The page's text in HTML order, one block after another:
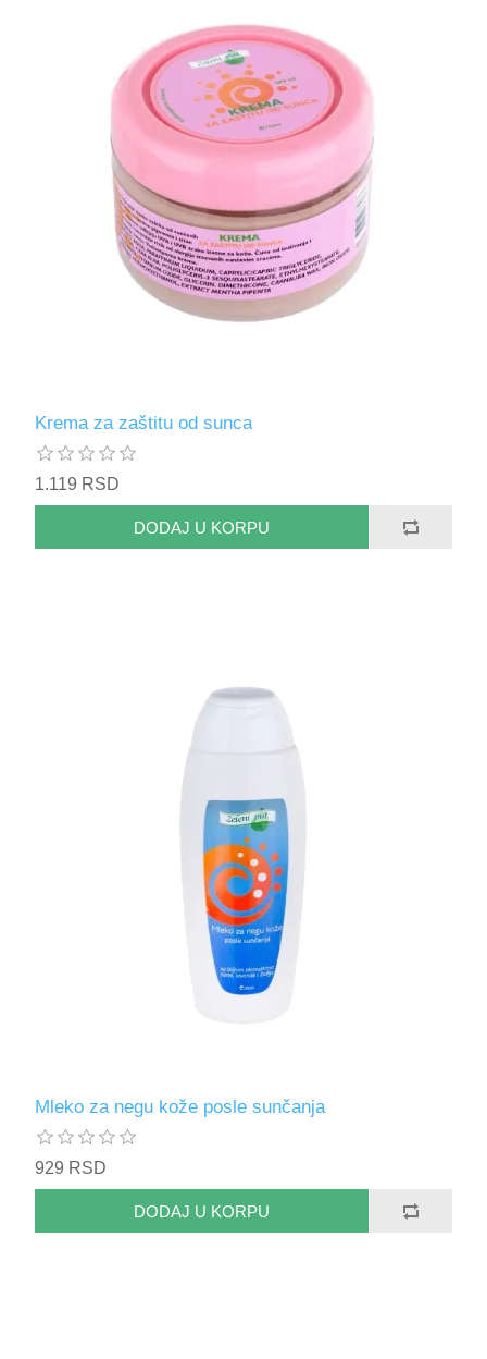
Krema za zaštitu od sunca
1.119 RSD
DODAJ U KORPU
Mleko za negu kože posle sunčanja
929 RSD
DODAJ U KORPU